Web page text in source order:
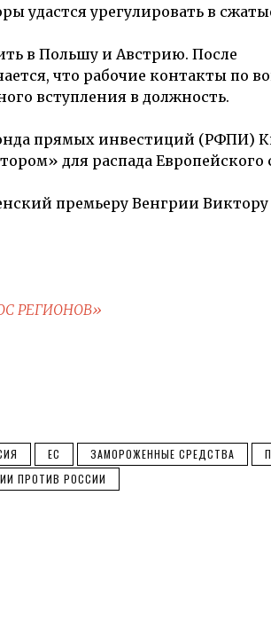
удастся урегулировать в
в Польшу и Австрию. После
что рабочие контакты по
вступления в должность.
прямых инвестиций (РФПИ)
для распада Европейского
премьеру Венгрии
РЕГИОНОВ»
ЕС ЗАМОРОЖЕННЫЕ СРЕДСТВА
ПРОТИВ РОССИИ